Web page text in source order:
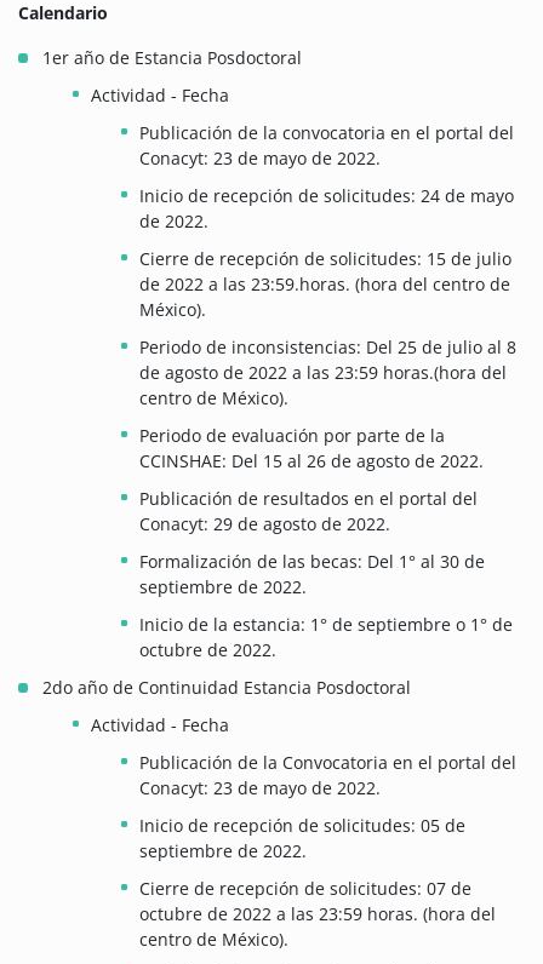
Calendario
1er año de Estancia Posdoctoral
Actividad - Fecha
Publicación de la convocatoria en el portal del
Conacyt: 23 de mayo de 2022.
Inicio de recepción de solicitudes: 24 de mayo
de 2022.
Cierre de recepción de solicitudes: 15 de julio
de 2022 a las 23:59.horas. (hora del centro de
México).
Periodo de inconsistencias: Del 25 de julio al 8
de agosto de 2022 a las 23:59 horas.(hora del
centro de México).
Periodo de evaluación por parte de la
CCINSHAE: Del 15 al 26 de agosto de 2022.
Publicación de resultados en el portal del
Conacyt: 29 de agosto de 2022.
Formalización de las becas: Del 1° al 30 de
septiembre de 2022.
Inicio de la estancia: 1° de septiembre o 1° de
octubre de 2022.
2do año de Continuidad Estancia Posdoctoral
Actividad - Fecha
Publicación de la Convocatoria en el portal del
Conacyt: 23 de mayo de 2022.
Inicio de recepción de solicitudes: 05 de
septiembre de 2022.
Cierre de recepción de solicitudes: 07 de
octubre de 2022 a las 23:59 horas. (hora del
centro de México).